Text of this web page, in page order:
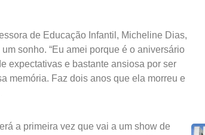
de Educação Infantil, Micheline Dias,
sonho. “Eu amei porque é o aniversário
expectativas e bastante ansiosa por ser
memória. Faz dois anos que ela morreu e
a primeira vez que vai a um show de